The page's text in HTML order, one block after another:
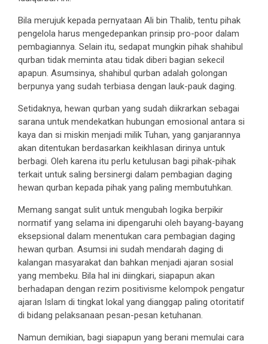
Bila merujuk kepada pernyataan Ali bin Thalib, tentu pihak
pengelola harus mengedepankan prinsip pro-poor dalam
pembagiannya. Selain itu, sedapat mungkin pihak shahibul
qurban tidak meminta atau tidak diberi bagian sekecil
apapun. Asumsinya, shahibul qurban adalah golongan
berpunya yang sudah terbiasa dengan lauk-pauk daging.
Setidaknya, hewan qurban yang sudah diikrarkan sebagai
sarana untuk mendekatkan hubungan emosional antara si
kaya dan si miskin menjadi milik Tuhan, yang ganjarannya
akan ditentukan berdasarkan keikhlasan dirinya untuk
berbagi. Oleh karena itu perlu ketulusan bagi pihak-pihak
terkait untuk saling bersinergi dalam pembagian daging
hewan qurban kepada pihak yang paling membutuhkan.
Memang sangat sulit untuk mengubah logika berpikir
normatif yang selama ini dipengaruhi oleh bayang-bayang
eksepsional dalam menentukan cara pembagian daging
hewan qurban. Asumsi ini sudah mendarah daging di
kalangan masyarakat dan bahkan menjadi ajaran sosial
yang membeku. Bila hal ini diingkari, siapapun akan
berhadapan dengan rezim positivisme kelompok pengatur
ajaran Islam di tingkat lokal yang dianggap paling otoritatif
di bidang pelaksanaan pesan-pesan ketuhanan.
Namun demikian, bagi siapapun yang berani memulai cara